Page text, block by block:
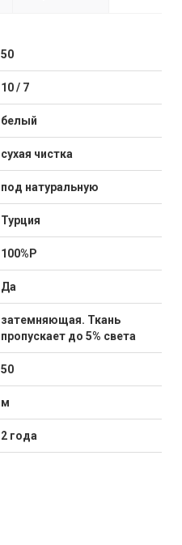
50
10 / 7
белый
сухая чистка
под натуральную
Турция
100%P
Да
затемняющая. Ткань
пропускает до 5% света
50
м
2 года